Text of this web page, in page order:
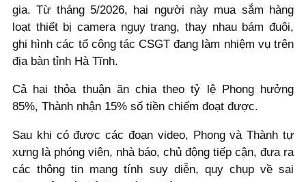
gia. Từ tháng 5/2026, hai người này mua sắm hàng
loạt thiết bị camera ngụy trang, thay nhau bám đuôi,
ghi hình các tổ công tác CSGT đang làm nhiệm vụ trên
địa bàn tỉnh Hà Tĩnh.
Cả hai thỏa thuận ăn chia theo tỷ lệ Phong hưởng
85%, Thành nhận 15% số tiền chiếm đoạt được.
Sau khi có được các đoạn video, Phong và Thành tự
xưng là phóng viên, nhà báo, chủ động tiếp cận, đưa ra
các thông tin mang tính suy diễn, quy chụp về sai